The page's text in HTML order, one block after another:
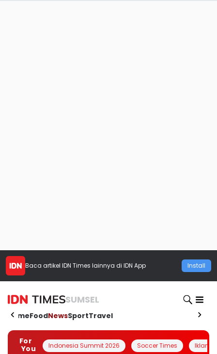
Baca artikel IDN Times lainnya di IDN App Install
SUMSEL
HomeFoodNewsSportTravel
For
You
Indonesia Summit 2026 Soccer Times Iklanin